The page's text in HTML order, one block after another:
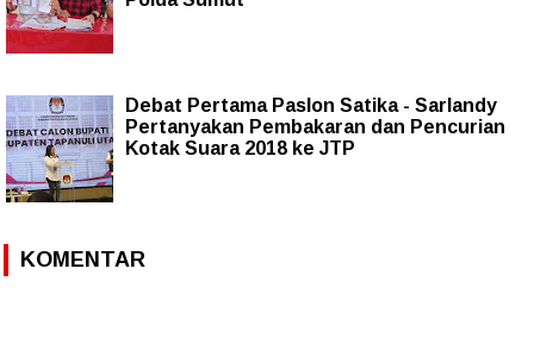
Debat Pertama Paslon Satika - Sarlandy
Pertanyakan Pembakaran dan Pencurian
Kotak Suara 2018 ke JTP
KOMENTAR